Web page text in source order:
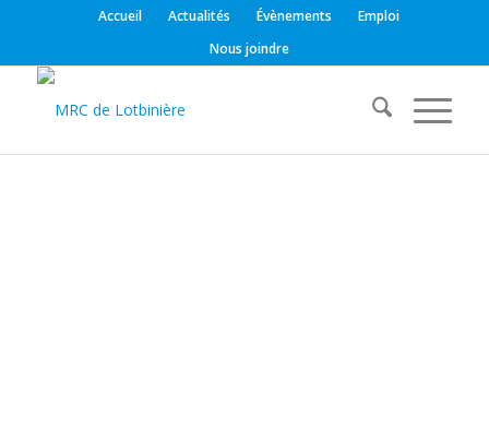
Accueil Actualités Évènements
Emploi
Nous joindre